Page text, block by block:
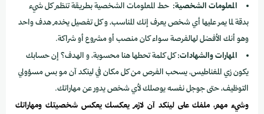
المعلومات الشخصية: حط المعلومات الشخصية بطريقة تنظم كل شيء
بدقة لما يمر عليها أي شخص يعرف إنك المناسب، و كل تفصيل يخدم هدف واحد
وهو أنك الأفضل لهالفرصة سواء كان منصب أو مشروع أو شراكة.
المهارات والشهادات:كل كلمة تحطها هنا محسوبة، و الهدف؟ إن حسابك
يكون زي المغناطيس، يسحب الفرص من كل مكان في لينكد آن مو بس مسؤولي
التوظيف، حتى جوجل نفسه يوصلك لأي شخص يدور عن مهاراتك.
وشيء مهم، ملفك على لينكد آن لازم يعكسك يعكس شخصيتك ومهاراتك